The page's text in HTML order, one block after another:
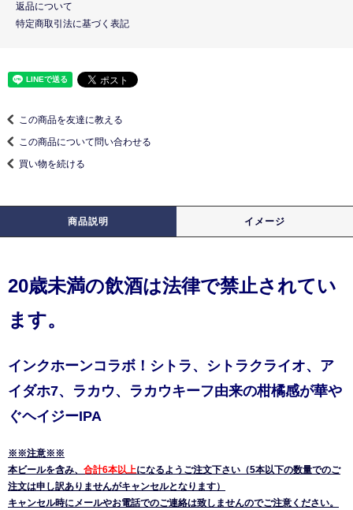
返品について
特定商取引法に基づく表記
この商品を友達に教える
この商品について問い合わせる
買い物を続ける
商品説明 イメージ
20歳未満の飲酒は法律で禁止されてい
ます。
インクホーンコラボ！シトラ、シトラクライオ、ア
イダホ7、ラカウ、ラカウキーフ由来の柑橘感が華や
ぐヘイジーIPA
※※注意※※
本ビールを含み、 合計6本以上になるようご注文下さい（5本以下の数量でのご
注文は申し訳ありませんがキャンセルとなります）
キャンセル時にメールやお電話でのご連絡は致しませんのでご注意ください。